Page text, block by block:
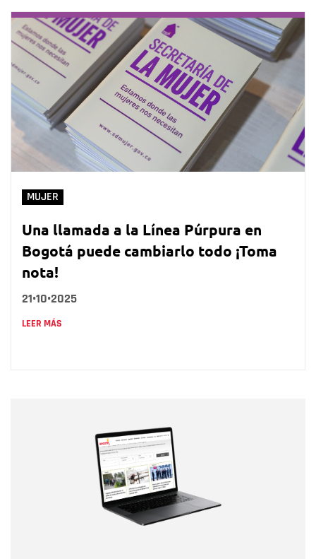
MUJER
Una llamada a la Línea Púrpura en
Bogotá puede cambiarlo todo ¡Toma
nota!
21•10•2025
LEER MÁS
Correo electrónico
Tipo de comentario